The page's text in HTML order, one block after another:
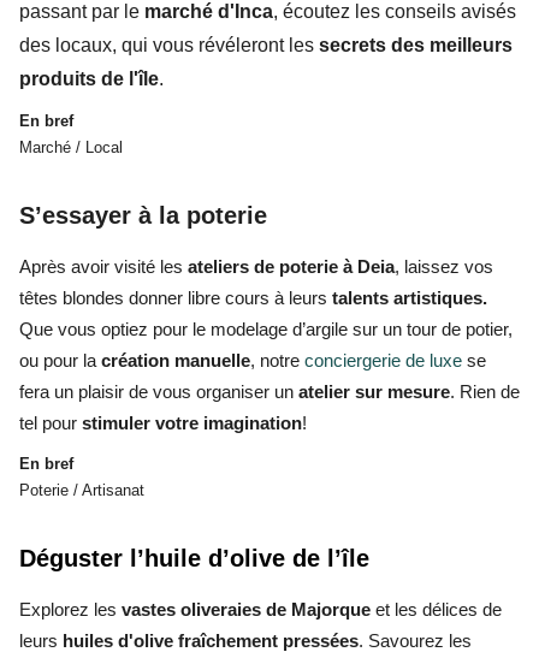
passant par le marché d'Inca, écoutez les conseils avisés
des locaux, qui vous révéleront les secrets des meilleurs
produits de l'île.
En bref
Marché / Local
S’essayer à la poterie
Après avoir visité les ateliers de poterie à Deia, laissez vos
têtes blondes donner libre cours à leurs talents artistiques.
Que vous optiez pour le modelage d’argile sur un tour de potier,
ou pour la création manuelle, notre conciergerie de luxe se
fera un plaisir de vous organiser un atelier sur mesure. Rien de
tel pour stimuler votre imagination!
En bref
Poterie / Artisanat
Déguster l’huile d’olive de l’île
Explorez les vastes oliveraies de Majorque et les délices de
leurs huiles d'olive fraîchement pressées. Savourez les